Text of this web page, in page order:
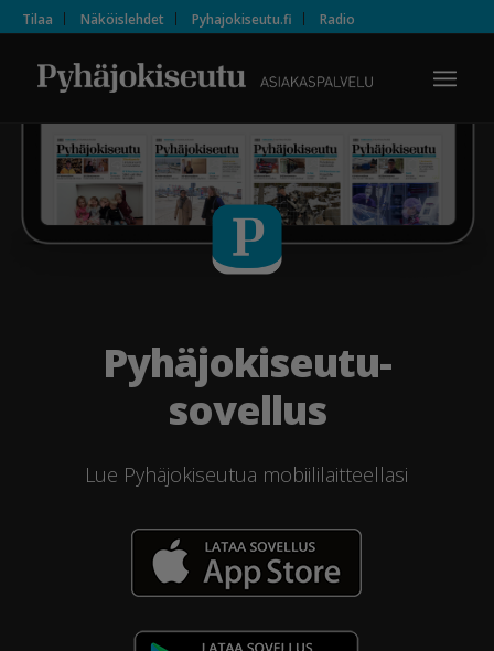
Tilaa Näköislehdet Pyhajokiseutu.fi Radio
Pyhäjokiseutu-
sovellus
Lue Pyhäjokiseutua mobiililaitteellasi